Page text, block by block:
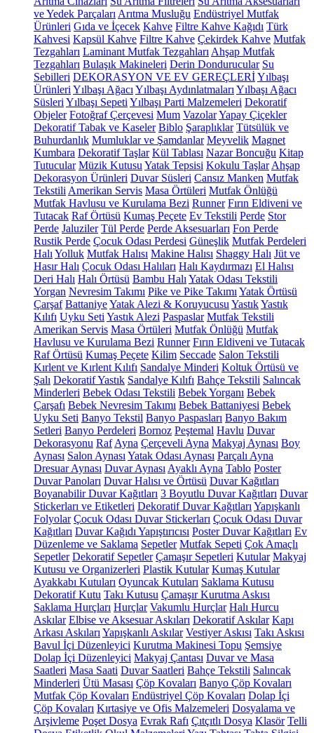
ve Yedek Parçaları Arıtma Musluğu Endüstriyel Mutfak
Ürünleri Gıda ve İçecek Kahve Filtre Kahve Kağıdı Türk
Kahvesi Kapsül Kahve Filtre Kahve Çekirdek Kahve Mutfak
Tezgahları Laminant Mutfak Tezgahları Ahşap Mutfak
Tezgahları Bulaşık Makineleri Derin Dondurucular Su
Sebilleri DEKORASYON VE EV GEREÇLERİYılbaşı
Ürünleri Yılbaşı Ağacı Yılbaşı Aydınlatmaları Yılbaşı Ağacı
Süsleri Yılbaşı Sepeti Yılbaşı Parti Malzemeleri Dekoratif
Objeler Fotoğraf Çerçevesi Mum VazolarYapay Çiçekler
Dekoratif Tabak ve Kaseler Biblo Şaraplıklar Tütsülük ve
Buhurdanlık Mumluklar ve Şamdanlar Meyvelik Magnet
Kumbara Dekoratif Taşlar Kül Tablası Nazar Boncuğu Kitap
Tutucular Müzik Kutusu Yatak Tepsisi Kokulu Taşlar Ahşap
Dekorasyon Ürünleri Duvar Süsleri Cansız Manken Mutfak
Tekstili Amerikan Servis Masa Örtüleri Mutfak Önlüğü
Mutfak Havlusu ve Kurulama Bezi Runner Fırın Eldiveni ve
Tutacak Raf Örtüsü Kumaş Peçete Ev Tekstili Perde Stor
Perde Jaluziler Tül Perde Perde Aksesuarları Fon Perde
Rustik Perde Çocuk Odası Perdesi Güneşlik Mutfak Perdeleri
Halı Yolluk Mutfak Halısı Makine Halısı Shaggy Halı Jüt ve
Hasır Halı Çocuk Odası Halıları Halı Kaydırmazı El Halısı
Deri Halı Halı Örtüsü Bambu Halı Yatak Odası Tekstili
Yorgan Nevresim Takımı Pike ve Pike Takımı Yatak Örtüsü
Çarşaf BattaniyeYatak Alezi & Koruyucusu YastıkYastık
Kılıfı Uyku Seti Yastık Alezi Paspaslar Mutfak Tekstili
Amerikan Servis Masa Örtüleri Mutfak Önlüğü Mutfak
Havlusu ve Kurulama Bezi Runner Fırın Eldiveni ve Tutacak
Raf Örtüsü Kumaş Peçete Kilim Seccade Salon Tekstili
Kırlent ve Kırlent Kılıfı Sandalye Minderi Koltuk Örtüsü ve
Şalı Dekoratif Yastık Sandalye Kılıfı Bahçe Tekstili Salıncak
Minderleri Bebek Odası Tekstili Bebek Yorganı Bebek
Çarşafı Bebek Nevresim Takımı Bebek Battaniyesi Bebek
Uyku Seti Banyo Tekstil Banyo Paspasları Banyo Bakım
Setleri Banyo Perdeleri Bornoz Peştemal Havlu Duvar
Dekorasyonu Raf Ayna Çerçeveli Ayna Makyaj Aynası Boy
Aynası Salon Aynası Yatak Odası Aynası Parçalı Ayna
Dresuar Aynası Duvar Aynası Ayaklı Ayna Tablo Poster
Duvar Panoları Duvar Halısı ve Örtüsü Duvar Kağıtları
Boyanabilir Duvar Kağıtları 3 Boyutlu Duvar Kağıtları Duvar
Stickerları ve Etiketleri Dekoratif Duvar Kağıtları Yapışkanlı
Folyolar Çocuk Odası Duvar Stickerları Çocuk Odası Duvar
Kağıtları Duvar Kağıdı Yapıştırıcısı Poster Duvar Kağıtları Ev
Düzenleme ve Saklama Sepetler Mutfak Sepeti Çok Amaçlı
Sepetler Dekoratif Sepetler Çamaşır Sepetleri Kutular Makyaj
Kutusu ve Organizerleri Plastik Kutular Kumaş Kutular
Ayakkabı Kutuları Oyuncak Kutuları Saklama Kutusu
Dekoratif Kutu Takı Kutusu Çamaşır Kurutma Askısı
Saklama Hurçları Hurçlar Vakumlu Hurçlar Halı Hurcu
Askılar Elbise ve Aksesuar Askıları Dekoratif Askılar Kapı
Arkası Askıları Yapışkanlı Askılar Vestiyer Askısı Takı Askısı
Bavul İçi Düzenleyici Kurutma Makinesi Topu Şemsiye
Dolap İçi Düzenleyici Makyaj Çantası Duvar ve Masa
Saatleri Masa Saati Duvar Saatleri Bahçe Tekstili Salıncak
Minderleri Ütü Masası Çöp Kovaları Banyo Çöp Kovaları
Mutfak Çöp Kovaları Endüstriyel Çöp Kovaları Dolap İçi
Çöp Kovaları Kırtasiye ve Ofis Malzemeleri Dosyalama ve
Arşivleme Poşet Dosya Evrak Rafı Çıtçıtlı Dosya Klasör Telli